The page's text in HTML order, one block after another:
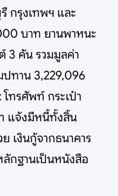
กรุงเทพฯ และ
บาท ยานพาหนะ
3 คัน รวมมูลค่า
ทาน 3,229,096
ทรศัพท์ กระเป๋า
แจ้งมีหนี้ทั้งสิ้น
เงินกู้จากธนาคาร
กฐานเป็นหนังสือ